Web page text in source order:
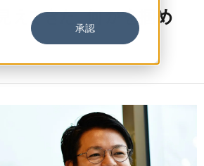
承認
えてきた、何かを掴め